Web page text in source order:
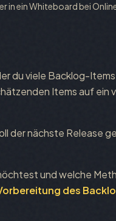
in ein Whiteboard bei
du viele Backlog-
Items auf ein
der nächste Release
und welche
des